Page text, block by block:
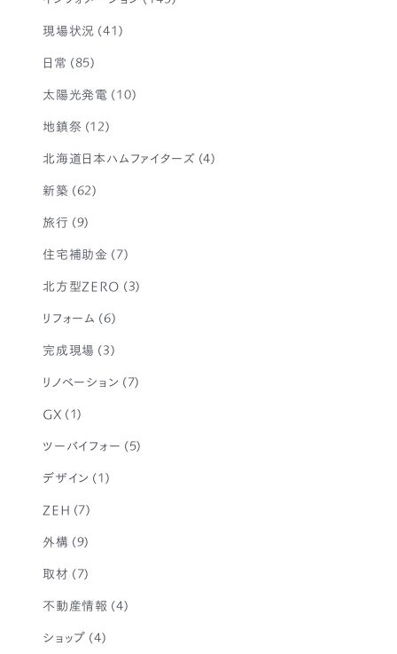
現場状況 (41)
日常 (85)
太陽光発電 (10)
地鎮祭 (12)
北海道日本ハムファイターズ (4)
新築 (62)
旅行 (9)
住宅補助金 (7)
北方型ZERO (3)
リフォーム (6)
完成現場 (3)
リノベーション (7)
GX (1)
ツーバイフォー (5)
デザイン (1)
ZEH (7)
外構 (9)
取材 (7)
不動産情報 (4)
ショップ (4)